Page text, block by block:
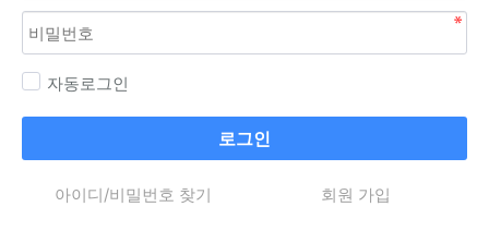
자동로그인
로그인
아이디/비밀번호 찾기 회원 가입